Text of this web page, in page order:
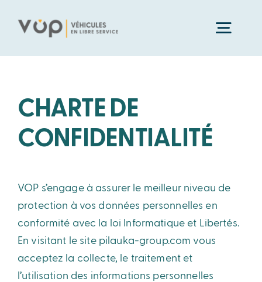
Pour les entreprises
Pour les pro de l’auto
Qui sommes-nous ?
Contact
CHARTE DE
CONFIDENTIALITÉ
VOP s’engage à assurer le meilleur niveau de
protection à vos données personnelles en
conformité avec la loi Informatique et Libertés.
En visitant le site pilauka-group.com vous
acceptez la collecte, le traitement et
l’utilisation des informations personnelles